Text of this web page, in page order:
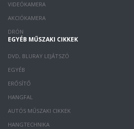
VIDEÓKAMERA
AKCIÓKAMERA
DRÓN
EGYÉB MŰSZAKI CIKKEK
DVD, BLURAY LEJÁTSZÓ
EGYÉB
ERŐSÍTŐ
HANGFAL
AUTÓS MŰSZAKI CIKKEK
HANGTECHNIKA